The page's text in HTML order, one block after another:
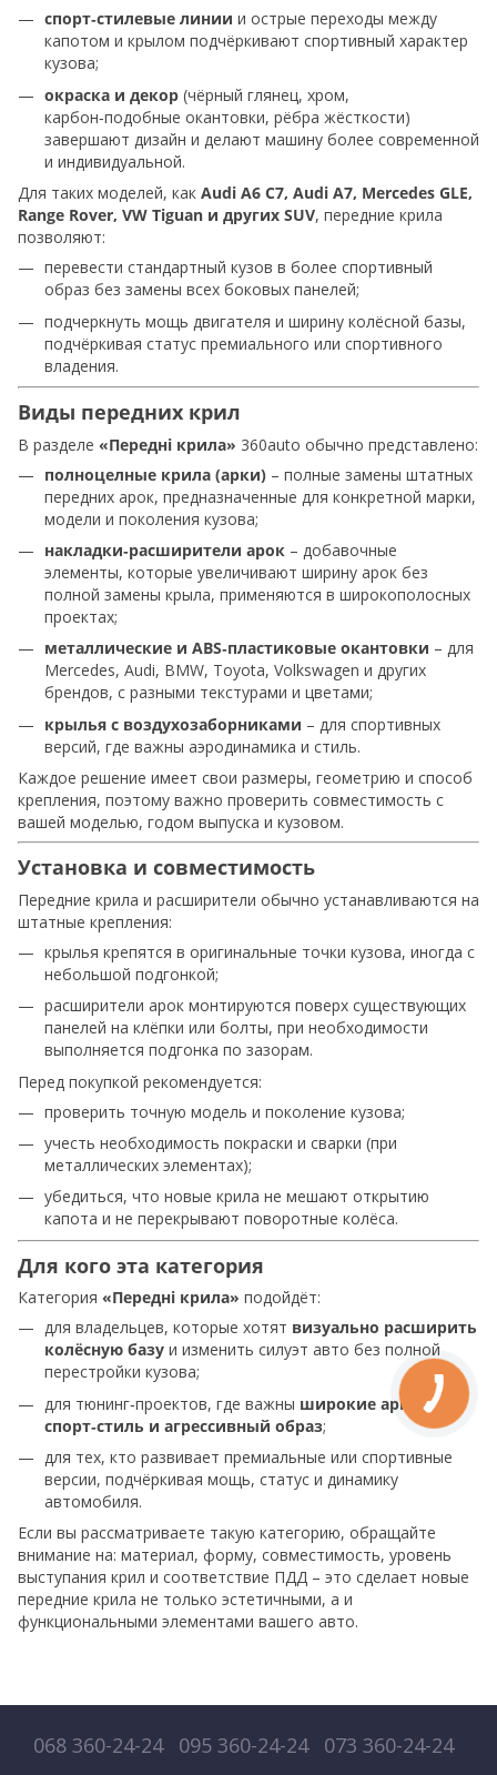
спорт‑стилевые линии и острые переходы между
капотом и крылом подчёркивают спортивный характер
кузова;
окраска и декор (чёрный глянец, хром,
карбон‑подобные окантовки, рёбра жёсткости)
завершают дизайн и делают машину более современной
и индивидуальной.
Для таких моделей, как Audi A6 C7, Audi A7, Mercedes GLE,
Range Rover, VW Tiguan и других SUV, передние крила
позволяют:
перевести стандартный кузов в более спортивный
образ без замены всех боковых панелей;
подчеркнуть мощь двигателя и ширину колёсной базы,
подчёркивая статус премиального или спортивного
владения.
Виды передних крил
В разделе «Передні крила» 360auto обычно представлено:
полноцелные крила (арки) – полные замены штатных
передних арок, предназначенные для конкретной марки,
модели и поколения кузова;
накладки‑расширители арок – добавочные
элементы, которые увеличивают ширину арок без
полной замены крыла, применяются в широкополосных
проектах;
металлические и ABS‑пластиковые окантовки – для
Mercedes, Audi, BMW, Toyota, Volkswagen и других
брендов, с разными текстурами и цветами;
крылья с воздухозаборниками – для спортивных
версий, где важны аэродинамика и стиль.
Каждое решение имеет свои размеры, геометрию и способ
крепления, поэтому важно проверить совместимость с
вашей моделью, годом выпуска и кузовом.
Установка и совместимость
Передние крила и расширители обычно устанавливаются на
штатные крепления:
крылья крепятся в оригинальные точки кузова, иногда с
небольшой подгонкой;
расширители арок монтируются поверх существующих
панелей на клёпки или болты, при необходимости
выполняется подгонка по зазорам.
Перед покупкой рекомендуется:
проверить точную модель и поколение кузова;
учесть необходимость покраски и сварки (при
металлических элементах);
убедиться, что новые крила не мешают открытию
капота и не перекрывают поворотные колёса.
Для кого эта категория
Категория «Передні крила» подойдёт:
для владельцев, которые хотят визуально расширить
колёсную базу и изменить силуэт авто без полной
перестройки кузова;
для тюнинг‑проектов, где важны широкие арки,
спорт‑стиль и агрессивный образ;
для тех, кто развивает премиальные или спортивные
версии, подчёркивая мощь, статус и динамику
автомобиля.
Если вы рассматриваете такую категорию, обращайте
внимание на: материал, форму, совместимость, уровень
выступания крил и соответствие ПДД – это сделает новые
передние крила не только эстетичными, а и
функциональными элементами вашего авто.
068 360-24-24 095 360-24-24 073 360-24-24